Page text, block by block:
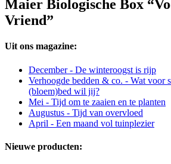
Maier Biologische Box
Vriend”
Uit ons magazine:
December - De winteroogst is rijp
Verhoogde bedden & co. - Wat voor
(bloem)bed wil jij?
Mei - Tijd om te zaaien en te planten
Augustus - Tijd van overvloed
April - Een maand vol tuinplezier
Nieuwe producten: